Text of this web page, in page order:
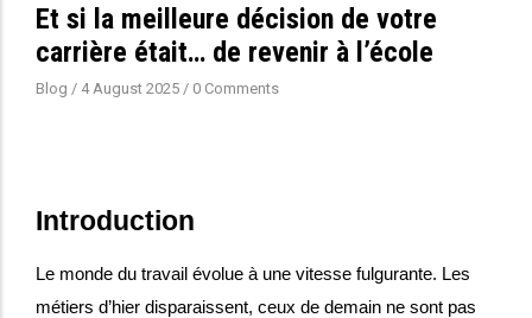
Et si la meilleure décision de votre
carrière était… de revenir à l’école
Blog / 4 August 2025 / 0 Comments
Introduction
Le monde du travail évolue à une vitesse fulgurante. Les
métiers d’hier disparaissent, ceux de demain ne sont pas